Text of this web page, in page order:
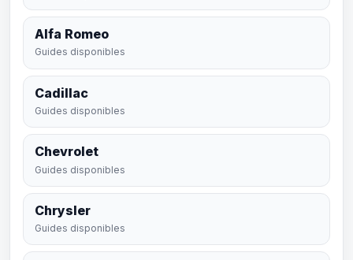
Alfa Romeo
Guides disponibles
Cadillac
Guides disponibles
Chevrolet
Guides disponibles
Chrysler
Guides disponibles